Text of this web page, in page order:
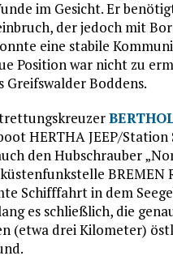
im Gesicht. Er
der jedoch mit
eine stabile
Position war nicht zu
Greifswalder Boddens.
HERTHA JEEP/
den Hubschrauber
BREMEN
Schifffahrt in dem
es schließlich, die
(etwa drei Kilometer)